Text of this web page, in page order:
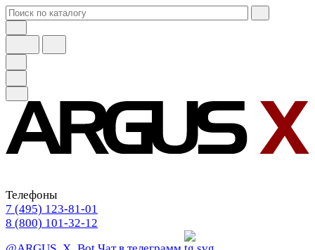
Телефоны
7 (495) 123-81-01
8 (800) 101-32-12